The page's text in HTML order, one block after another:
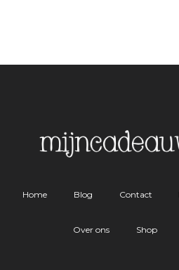
Home Blog Contact
Over ons Shop